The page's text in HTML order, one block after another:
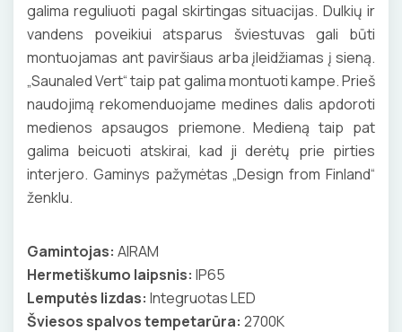
Judesio davikliai
Šviestuvų priedai
KANALAI, KOPETĖLĖS
SKYDAI
PRAMONINĖS JUNGTYS
GNYBTAI
ILGIKLIAI/ KIŠTUKAI
Įkrovimo kabeliai
Nešiojami įkrovikliai
Stovai stotelėms
Dinaminis valdymas
Priedai
KONTAKTORIAI
KIRTIKLIAI
RELĖS
SKAITIKLIAI
VARIKLIO JUNGIKLIAI
MYGTUKAI
REPLĖS
PRESAI
PEILIAI
KIRPIMO ĮRANKIAI
MATAVIMO ĮRANKIAI
ĮRANKIŲ RINKINIAI
ELEKTRINIS ŠILDYMAS
Šildymo kilimėliai
Šildymo kabeliai
Termostatai
Veidrodžių apsauga nuo rasojimo
Izoliacinės plokštės
Šildytuvai
VANDENINIS ŠILDYMAS
Grindų šildymo vamzdžiai
Grindų šildymo kolektoriai
Terminės pavaro kolektoriams
Radiatorių termostatai
Kolektorinės spintelės
Izoliacinės plokštės
VAMZDŽIŲ ŠILDYMAS
Vamzdžių apsauga nuo užšalimo
APSAUGA NUO APLEDĖJIMO
Laiptų ir įvažiavimų apsauga nuo apledėjimo
galima reguliuoti pagal skirtingas situacijas. Dulkių ir
vandens poveikiui atsparus šviestuvas gali būti
montuojamas ant paviršiaus arba įleidžiamas į sieną.
„Saunaled Vert“ taip pat galima montuoti kampe. Prieš
naudojimą rekomenduojame medines dalis apdoroti
medienos apsaugos priemone. Medieną taip pat
galima beicuoti atskirai, kad ji derėtų prie pirties
interjero. Gaminys pažymėtas „Design from Finland“
ženklu.
Gamintojas: AIRAM
Hermetiškumo laipsnis: IP65
Lemputės lizdas: Integruotas LED
Šviesos spalvos tempetarūra: 2700K